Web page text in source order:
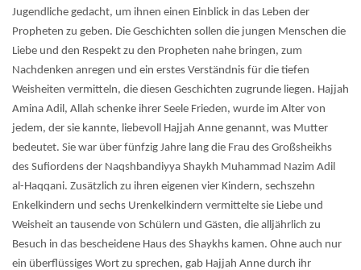
Jugendliche gedacht, um ihnen einen Einblick in das Leben der
Propheten zu geben. Die Geschichten sollen die jungen Menschen die
Liebe und den Respekt zu den Propheten nahe bringen, zum
Nachdenken anregen und ein erstes Verständnis für die tiefen
Weisheiten vermitteln, die diesen Geschichten zugrunde liegen. Hajjah
Amina Adil, Allah schenke ihrer Seele Frieden, wurde im Alter von
jedem, der sie kannte, liebevoll Hajjah Anne genannt, was Mutter
bedeutet. Sie war über fünfzig Jahre lang die Frau des Großsheikhs
des Sufiordens der Naqshbandiyya Shaykh Muhammad Nazim Adil
al-Haqqani. Zusätzlich zu ihren eigenen vier Kindern, sechszehn
Enkelkindern und sechs Urenkelkindern vermittelte sie Liebe und
Weisheit an tausende von Schülern und Gästen, die alljährlich zu
Besuch in das bescheidene Haus des Shaykhs kamen. Ohne auch nur
ein überflüssiges Wort zu sprechen, gab Hajjah Anne durch ihr